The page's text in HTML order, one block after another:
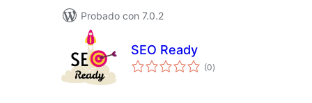
Probado con 7.0.2
SEO Ready
(0valoracións
totais
)